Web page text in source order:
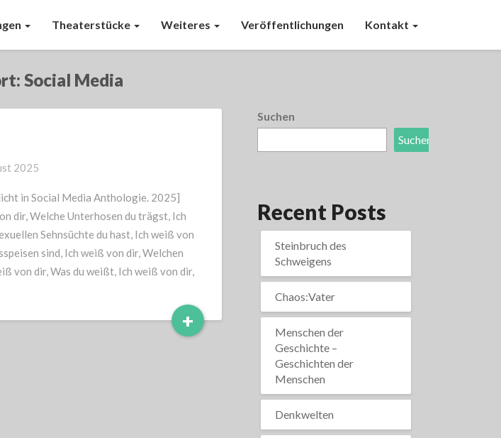
Theaterstücke Weiteres Veröffentlichungen Kontakt
Social Media
2025
in Social Media Anthologie. 2025]
dir, Welche Unterhosen du trägst, Ich
Sehnsüchte du hast, Ich weiß von
sind, Ich weiß von dir, Welchen
von dir, Was du weißt, Ich weiß von dir,
+Read
More
Suchen
Suchen
Recent Posts
Steinbruch des
Schweigens
Chaos:Vater
Menschen der
Geschichte –
Geschichten der
Menschen
Denkwelten